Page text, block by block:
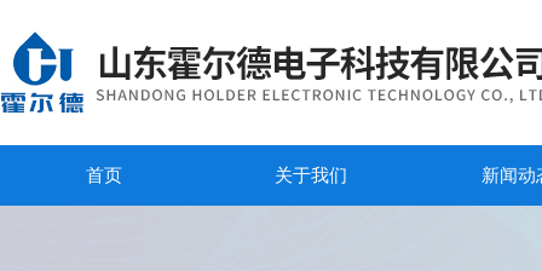
首页 关于我们 新闻动